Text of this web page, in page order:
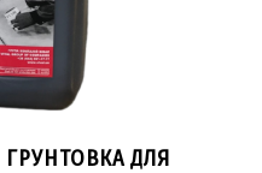
ДЛЯ